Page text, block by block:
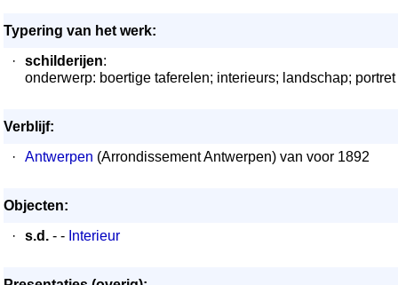
Typering van het werk:
·
schilderijen:
onderwerp: boertige taferelen; interieurs; landschap; portret
Verblijf:
·
Antwerpen (Arrondissement Antwerpen) van voor 1892
Objecten:
·
s.d. - - Interieur